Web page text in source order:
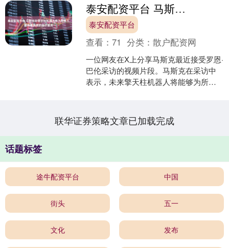
泰安配资平台 马斯克称擎天柱机器人将为所有人提供最优质的医疗服务
泰安配资平台
查看：71 分类：散户配资网
一位网友在X上分享马斯克最近接受罗恩·
巴伦采访的视频片段。马斯克在采访中
表示，未来擎天柱机器人将能够为所有
联华证券策略文章已加载完成
话题标签
途牛配资平台 中国
街头 五一
文化 发布